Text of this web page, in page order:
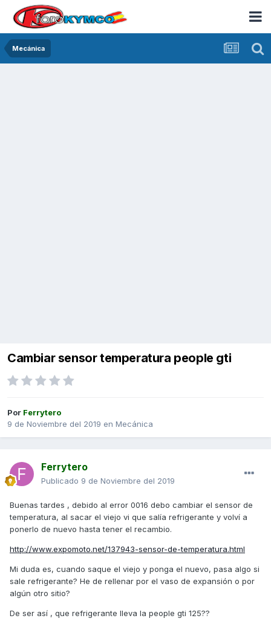
Mecánica
Cambiar sensor temperatura people gti
Por Ferrytero
9 de Noviembre del 2019 en Mecánica
Ferrytero
Publicado 9 de Noviembre del 2019
Buenas tardes , debido al error 0016 debo cambiar el sensor de
temperatura, al sacar el viejo vi que salía refrigerante y volví a
ponerlo de nuevo hasta tener el recambio.
http://www.expomoto.net/137943-sensor-de-temperatura.html
Mi duda es, cuando saque el viejo y ponga el nuevo, pasa algo si
sale refrigerante? He de rellenar por el vaso de expansión o por
algún otro sitio?
De ser así , que refrigerante lleva la people gti 125??